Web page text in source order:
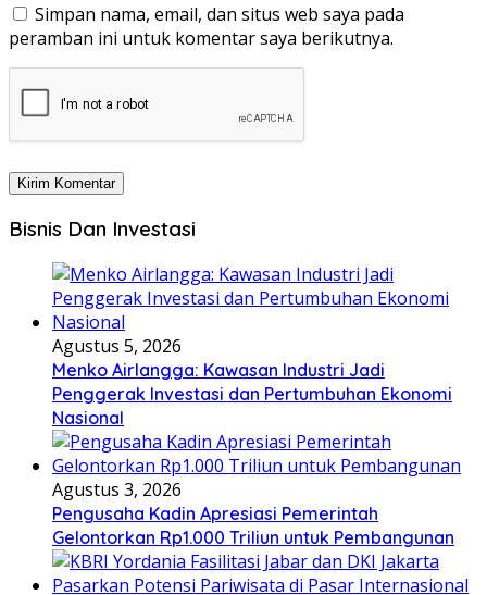
Simpan nama, email, dan situs web saya pada
peramban ini untuk komentar saya berikutnya.
Bisnis Dan Investasi
Agustus 5, 2026
Menko Airlangga: Kawasan Industri Jadi
Penggerak Investasi dan Pertumbuhan Ekonomi
Nasional
Agustus 3, 2026
Pengusaha Kadin Apresiasi Pemerintah
Gelontorkan Rp1.000 Triliun untuk Pembangunan